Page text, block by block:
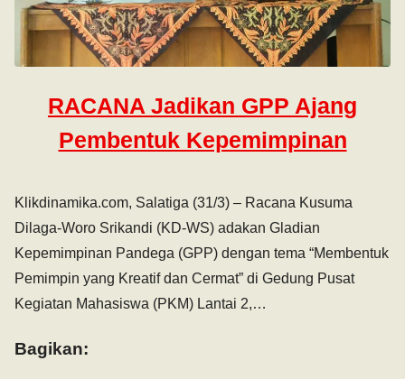
RACANA Jadikan GPP Ajang
Pembentuk Kepemimpinan
Klikdinamika.com, Salatiga (31/3) – Racana Kusuma
Dilaga-Woro Srikandi (KD-WS) adakan Gladian
Kepemimpinan Pandega (GPP) dengan tema “Membentuk
Pemimpin yang Kreatif dan Cermat” di Gedung Pusat
Kegiatan Mahasiswa (PKM) Lantai 2,…
Bagikan: